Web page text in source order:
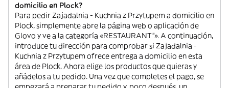
domicilio en Plock?
Para pedir Zajadalnia - Kuchnia z Przytupem a domicilio en
Plock, simplemente abre la página web o aplicación de
Glovo y ve a la categoría «RESTAURANT”». A continuación,
introduce tu dirección para comprobar si Zajadalnia -
Kuchnia z Przytupem ofrece entrega a domicilio en esta
área de Plock. Ahora elige los productos que quieras y
añádelos a tu pedido. Una vez que completes el pago, se